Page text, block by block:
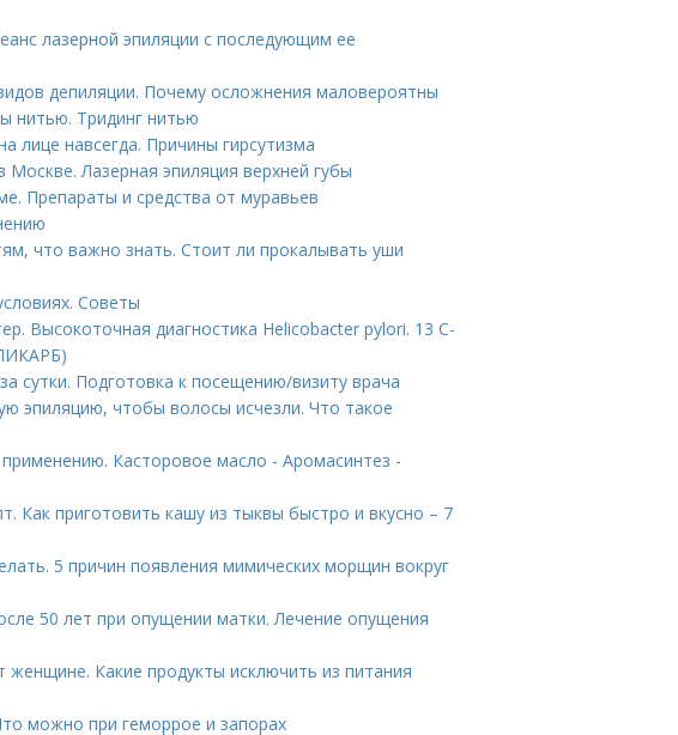
лазерной эпиляции с последующим ее
депиляции. Почему осложнения маловероятны
нитью. Тридинг нитью
лице навсегда. Причины гирсутизма
Москве. Лазерная эпиляция верхней губы
Препараты и средства от муравьев
что важно знать. Стоит ли прокалывать уши
Советы
Высокоточная диагностика Helicobacter pylori. 13 C-
сутки. Подготовка к посещению/визиту врача
эпиляцию, чтобы волосы исчезли. Что такое
Касторовое масло - Аромасинтез -
Как приготовить кашу из тыквы быстро и вкусно – 7
5 причин появления мимических морщин вокруг
50 лет при опущении матки. Лечение опущения
женщине. Какие продукты исключить из питания
можно при геморрое и запорах